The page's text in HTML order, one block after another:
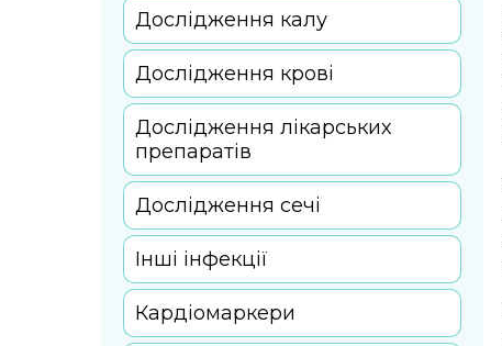
Дослідження калу
Дослідження крові
Дослідження лікарських
препаратів
Дослідження сечі
Інші інфекції
Кардіомаркери